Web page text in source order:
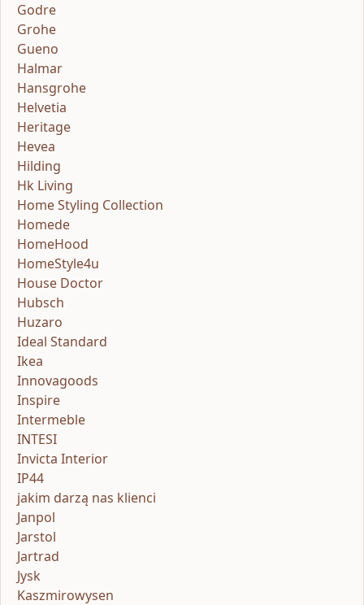
Godre
Grohe
Gueno
Halmar
Hansgrohe
Helvetia
Heritage
Hevea
Hilding
Hk Living
Home Styling Collection
Homede
HomeHood
HomeStyle4u
House Doctor
Hubsch
Huzaro
Ideal Standard
Ikea
Innovagoods
Inspire
Intermeble
INTESI
Invicta Interior
IP44
jakim darzą nas klienci
Janpol
Jarstol
Jartrad
Jysk
Kaszmirowysen